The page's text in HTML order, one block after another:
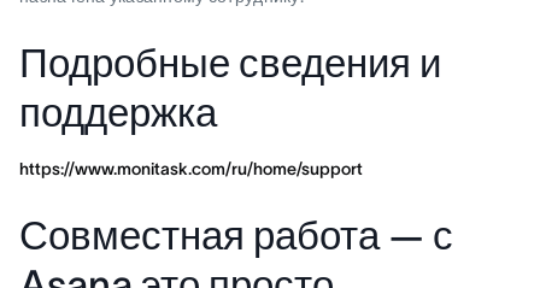
Подробные сведения и
поддержка
https://www.monitask.com/ru/home/support
Совместная работа — с